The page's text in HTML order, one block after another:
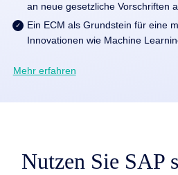
an neue gesetzliche Vorschriften
Ein ECM als Grundstein für eine
Innovationen wie Machine
Mehr erfahren
Nutzen Sie SAP